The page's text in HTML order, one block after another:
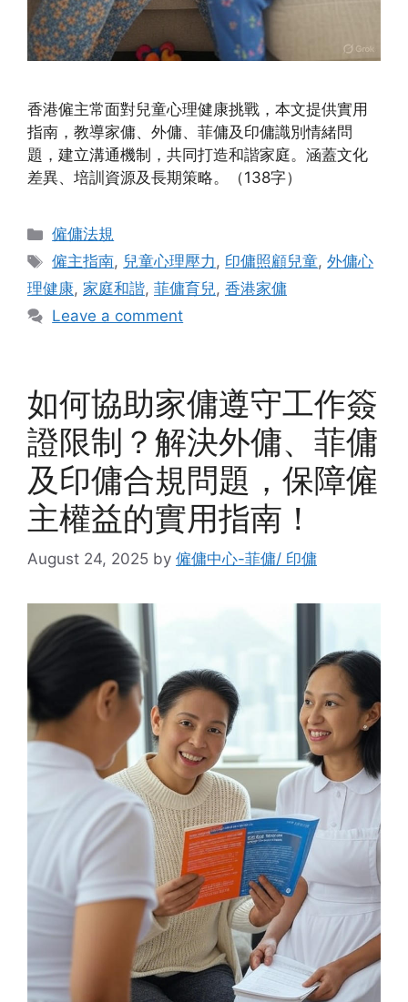
香港僱主常面對兒童心理健康挑戰，本文提供實用
指南，教導家傭、外傭、菲傭及印傭識別情緒問
題，建立溝通機制，共同打造和諧家庭。涵蓋文化
差異、培訓資源及長期策略。（138字）
Categories
僱傭法規
Tags
僱主指南, 兒童心理壓力, 印傭照顧兒童,外傭心
理健康, 家庭和諧, 菲傭育兒, 香港家傭
Leave a comment
如何協助家傭遵守工作簽
證限制？解決外傭、菲傭
及印傭合規問題，保障僱
主權益的實用指南！
August 24, 2025 by 僱傭中心-菲傭/ 印傭